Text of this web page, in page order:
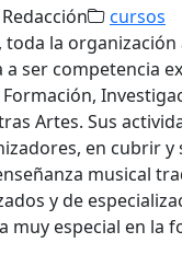
Redacción
cursos
toda la organización
a ser competencia
Artes. Sus
en cubrir y
musical
y de
muy especial en la